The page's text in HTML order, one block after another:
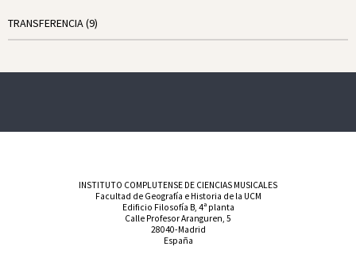
TRANSFERENCIA(9)
INSTITUTO COMPLUTENSE DE CIENCIAS MUSICALES
Facultad de Geografía e Historia de la UCM
Edificio Filosofía B, 4ª planta
Calle Profesor Aranguren, 5
28040-Madrid
España